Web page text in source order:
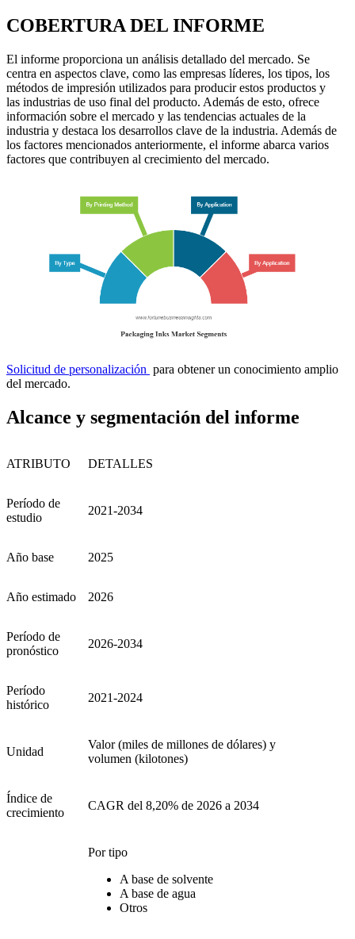
COBERTURA DEL INFORME
El informe proporciona un análisis detallado del mercado. Se
centra en aspectos clave, como las empresas líderes, los tipos, los
métodos de impresión utilizados para producir estos productos y
las industrias de uso final del producto. Además de esto, ofrece
información sobre el mercado y las tendencias actuales de la
industria y destaca los desarrollos clave de la industria. Además de
los factores mencionados anteriormente, el informe abarca varios
factores que contribuyen al crecimiento del mercado.
Solicitud de personalización para obtener un conocimiento amplio
del mercado.
Alcance y segmentación del informe
ATRIBUTO DETALLES
Período de
estudio
2021-2034
Año base 2025
Año estimado 2026
Período de
pronóstico
2026-2034
Período
histórico
2021-2024
Unidad
Valor (miles de millones de dólares) y
volumen (kilotones)
Índice de
crecimiento
CAGR del 8,20% de 2026 a 2034
Por tipo
A base de solvente
A base de agua
Otros